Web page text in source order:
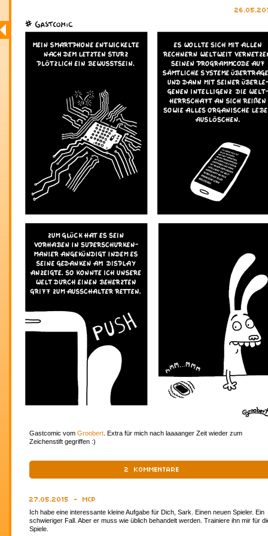
Gastcomic vom Groobert . Extra für mich nach laaaanger Zeit wieder zum
Zeichenstift gegriffen :)
2 KOMMENTARE
27.05.2015 - MCP
Ich habe eine interessante kleine Aufgabe für Dich, Sark. Einen neuen Spieler. Ein
schwieriger Fall. Aber er muss wie üblich behandelt werden. Trainiere ihn mir für
Spiele.